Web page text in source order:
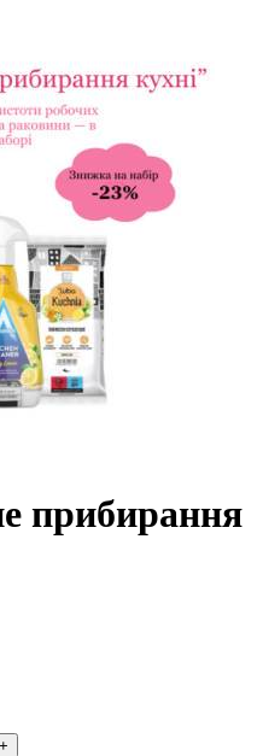
прибирання
+